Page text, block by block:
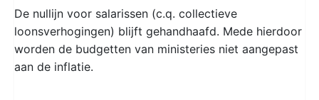
De nullijn voor salarissen (c.q. collectieve
loonsverhogingen) blijft gehandhaafd. Mede hierdoor
worden de budgetten van ministeries niet aangepast
aan de inflatie.